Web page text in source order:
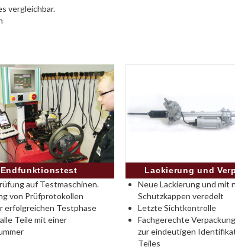
vergleichbar.
Endfunktionstest
auf Testmaschinen.
von Prüfprotokollen
erfolgreichen Testphase
Teile mit einer
Lackierung und
Neue Lackierung und mit
Schutzkappen veredelt
Letzte Sichtkontrolle
Fachgerechte
zur eindeutigen
Teiles